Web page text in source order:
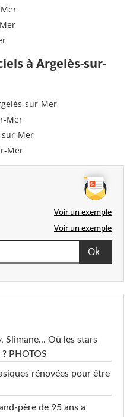
à Argelès-sur-
sur-Mer
Mer
sur-Mer
Mer
Voir un exemple
Voir un exemple
Slimane... Où les stars
PHOTOS
rénovées pour être
père de 95 ans a